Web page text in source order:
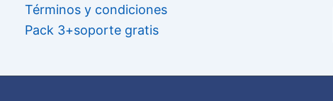
Términos y condiciones
Pack 3+soporte gratis